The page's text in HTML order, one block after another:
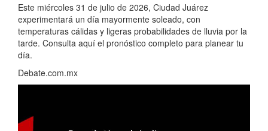
Este miércoles 31 de julio de 2026, Ciudad Juárez
experimentará un día mayormente soleado, con
temperaturas cálidas y ligeras probabilidades de lluvia por la
tarde. Consulta aquí el pronóstico completo para planear tu
día.
Debate.com.mx